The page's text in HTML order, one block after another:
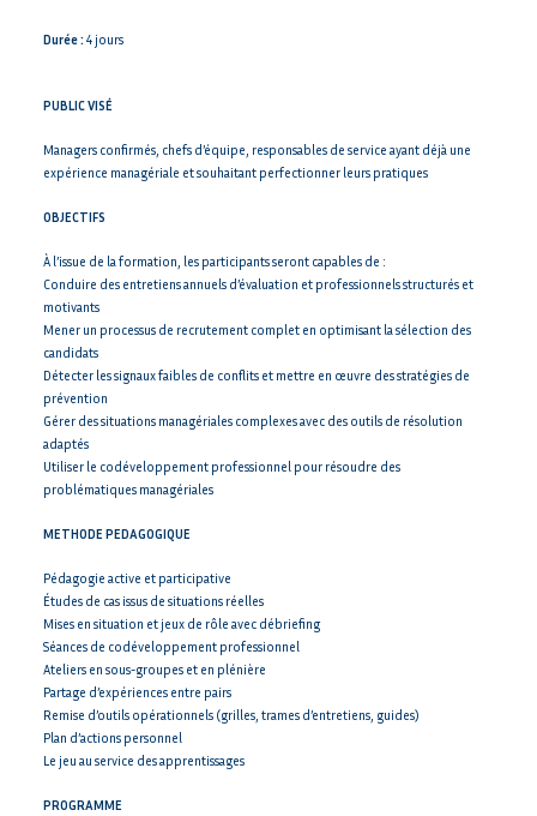
Durée : 4 jours
PUBLIC VISÉ
Managers confirmés, chefs d’équipe, responsables de service ayant déjà une
expérience managériale et souhaitant perfectionner leurs pratiques
OBJECTIFS
À l’issue de la formation, les participants seront capables de :
Conduire des entretiens annuels d’évaluation et professionnels structurés et
motivants
Mener un processus de recrutement complet en optimisant la sélection des
candidats
Détecter les signaux faibles de conflits et mettre en œuvre des stratégies de
prévention
Gérer des situations managériales complexes avec des outils de résolution
adaptés
Utiliser le codéveloppement professionnel pour résoudre des
problématiques managériales
METHODE PEDAGOGIQUE
Pédagogie active et participative
Études de cas issus de situations réelles
Mises en situation et jeux de rôle avec débriefing
Séances de codéveloppement professionnel
Ateliers en sous-groupes et en plénière
Partage d’expériences entre pairs
Remise d’outils opérationnels (grilles, trames d’entretiens, guides)
Plan d’actions personnel
Le jeu au service des apprentissages
PROGRAMME